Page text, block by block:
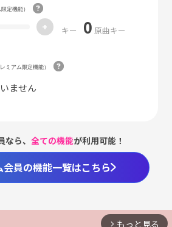
定機能）
+ キー 0 原曲キー
レミアム限定機能）
ません
なら、全ての機能が利用可能！
会員の機能一覧はこちら
arrow_forward_ios もっと見る